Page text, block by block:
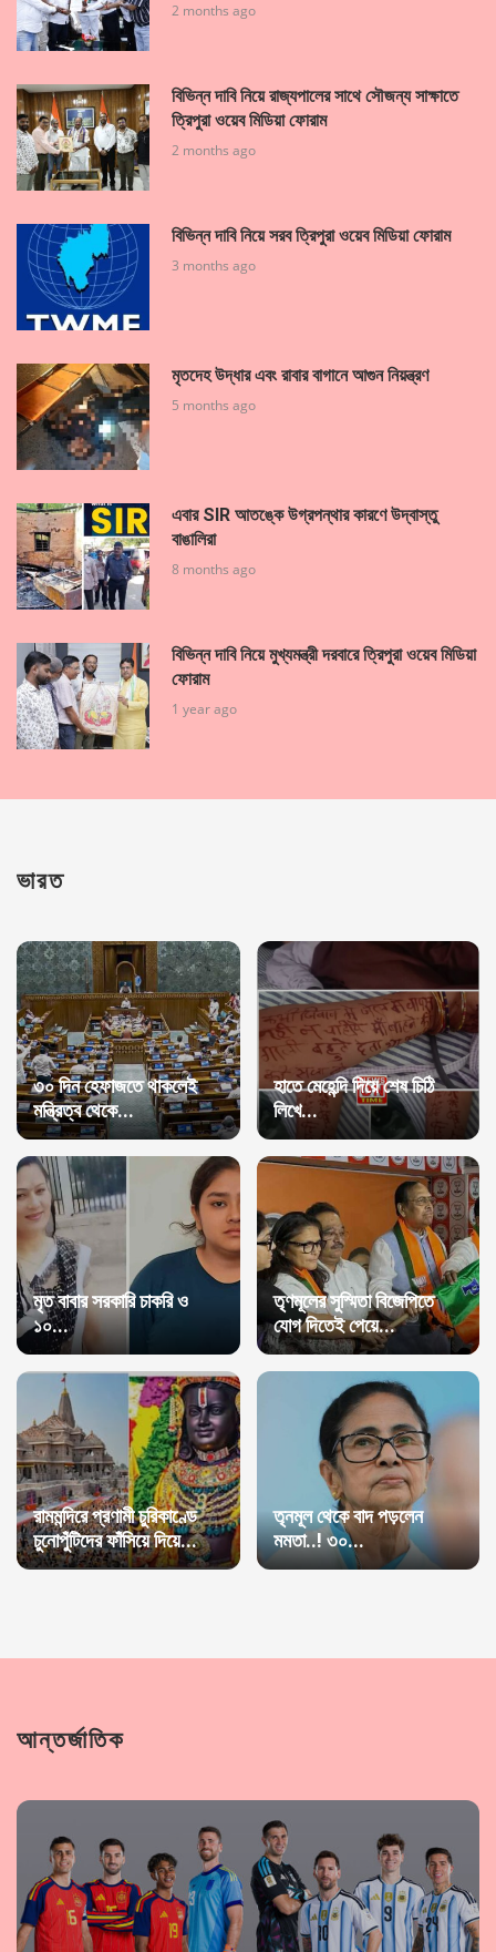
2 months ago
বিভিন্ন দাবি নিয়ে রাজ্যপালের সাথে সৌজন্য সাক্ষাতে
ত্রিপুরা ওয়েব মিডিয়া ফোরাম
2 months ago
বিভিন্ন দাবি নিয়ে সরব ত্রিপুরা ওয়েব মিডিয়া ফোরাম
3 months ago
মৃতদেহ উদ্ধার এবং রাবার বাগানে আগুন নিয়ন্ত্রণ
5 months ago
এবার SIR আতঙ্কে উগ্রপন্থার কারণে উদ্বাস্তু
বাঙালিরা
8 months ago
বিভিন্ন দাবি নিয়ে মুখ্যমন্ত্রী দরবারে ত্রিপুরা ওয়েব মিডিয়া
ফোরাম
1 year ago
ভারত
৩০ দিন হেফাজতে থাকলেই
মন্ত্রিত্ব থেকে...
হাতে মেহেন্দি দিয়ে শেষ চিঠি
লিখে...
মৃত বাবার সরকারি চাকরি ও
১০...
তৃণমূলের সুস্মিতা বিজেপিতে
যোগ দিতেই পেয়ে...
রামমন্দিরে প্রণামী চুরিকাণ্ডে
চুনোপুঁটিদের ফাঁসিয়ে দিয়ে...
তৃনমূল থেকে বাদ পড়লেন
মমতা..! ৩০...
আন্তর্জাতিক